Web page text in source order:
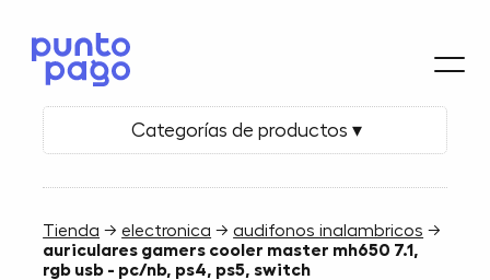
Categorías de productos ▾
Tienda →electronica →audifonos inalambricos →
auriculares gamers cooler master mh650 7.1,
rgb usb - pc/nb, ps4, ps5, switch